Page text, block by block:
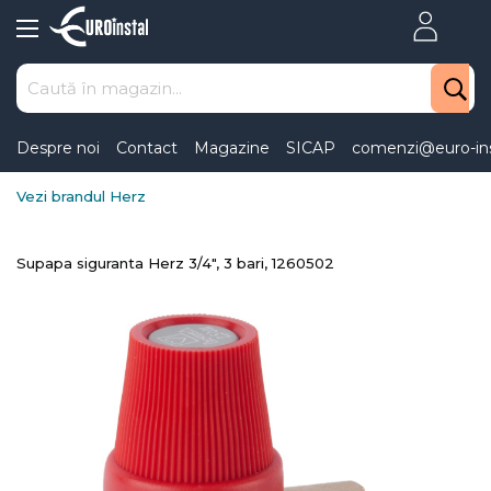
to
Content
Despre noi Contact Magazine SICAP comenzi@euro-
Vezi brandul Herz
Supapa siguranta Herz 3/4", 3 bari, 1260502